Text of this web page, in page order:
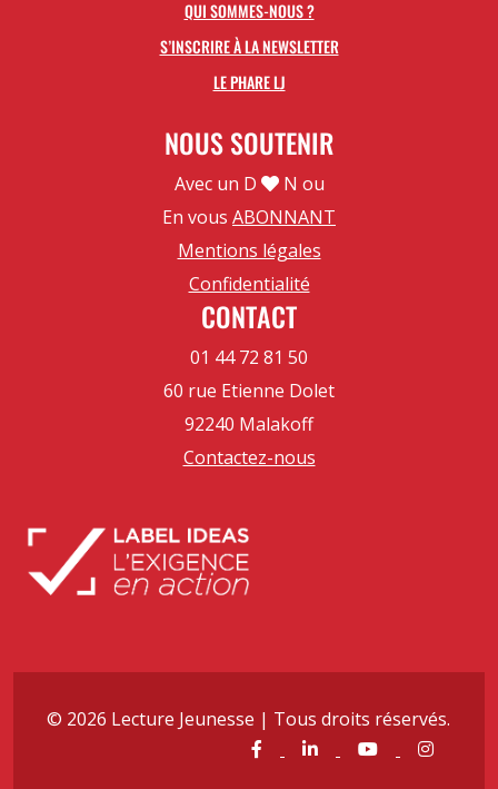
QUI SOMMES-NOUS ?
S’INSCRIRE À LA NEWSLETTER
LE PHARE LJ
NOUS SOUTENIR
Avec un D
N ou
En vous ABONNANT
Mentions légales
Confidentialité
CONTACT
01 44 72 81 50
60 rue Etienne Dolet
92240 Malakoff
Contactez-nous
© 2026 Lecture Jeunesse | Tous droits réservés.